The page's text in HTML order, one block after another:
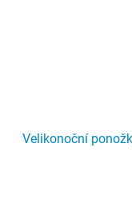
Velikonoční